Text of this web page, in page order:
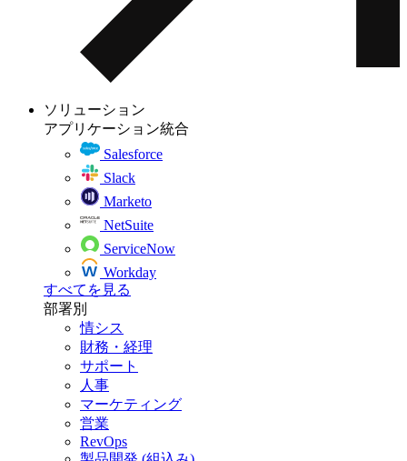
ソリューション
アプリケーション統合
Salesforce
Slack
Marketo
NetSuite
ServiceNow
Workday
すべてを見る
部署別
情シス
財務・経理
サポート
人事
マーケティング
営業
RevOps